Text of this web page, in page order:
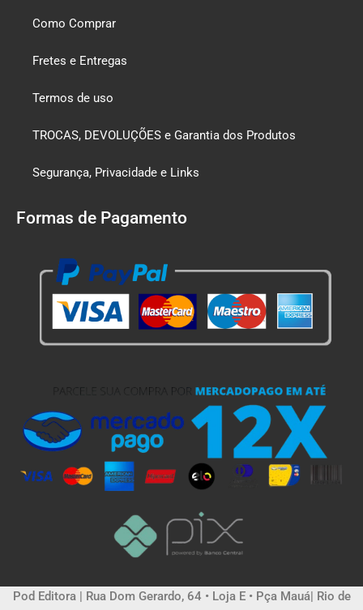
Como Comprar
Fretes e Entregas
Termos de uso
TROCAS, DEVOLUÇÕES e Garantia dos Produtos
Segurança, Privacidade e Links
Formas de Pagamento
Pod Editora | Rua Dom Gerardo, 64 • Loja E • Pça Mauá| Rio de